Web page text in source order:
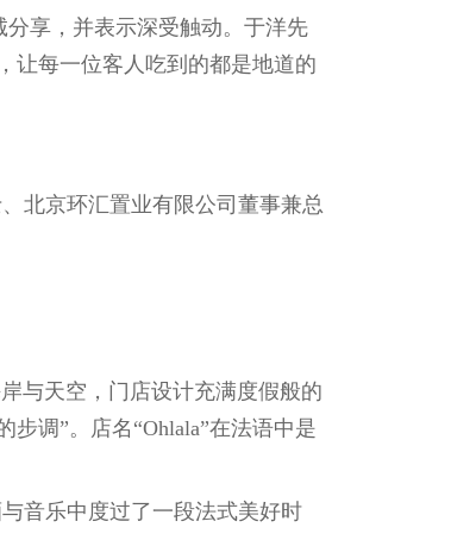
享，并表示深受触动。于洋先
让每一位客人吃到的都是地道的
北京环汇置业有限公司董事兼总
与天空，门店设计充满度假般的
调”。店名“Ohlala”在法语中是
音乐中度过了一段法式美好时